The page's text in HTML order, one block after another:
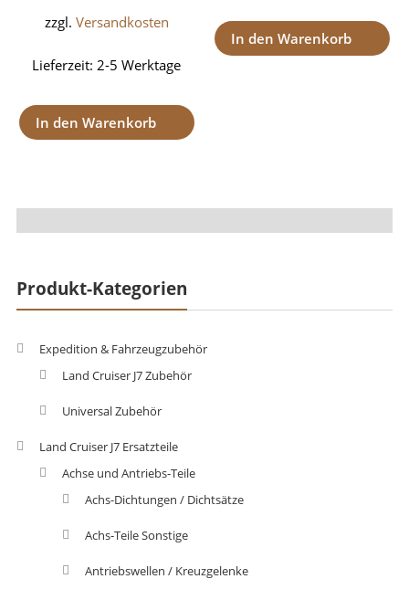
zzgl. Versandkosten
Lieferzeit:2-5 Werktage
In den Warenkorb
In den Warenkorb
Produkt-Kategorien
Expedition & Fahrzeugzubehör
Land Cruiser J7 Zubehör
Universal Zubehör
Land Cruiser J7 Ersatzteile
Achse und Antriebs-Teile
Achs-Dichtungen / Dichtsätze
Achs-Teile Sonstige
Antriebswellen / Kreuzgelenke